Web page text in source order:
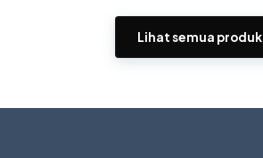
Lihat semua produk